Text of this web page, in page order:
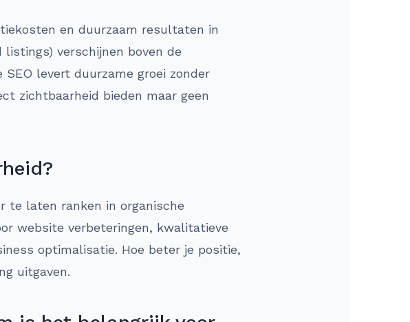
en duurzaam resultaten in
verschijnen boven de
levert duurzame groei zonder
zichtbaarheid bieden maar geen
te laten ranken in organische
website verbeteringen, kwalitatieve
optimalisatie. Hoe beter je positie,
uitgaven.